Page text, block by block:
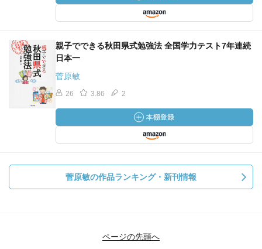
親子でできる秋田県式勉強法 全国学力テスト7年連続
日本一
菅原敏
26 3.86 2
菅原敏の作品ランキング・新刊情報
ページの先頭へ